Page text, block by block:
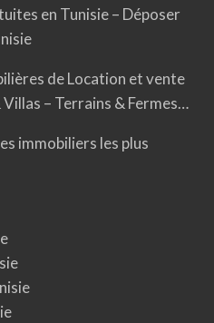
en Tunisie – Déposer
de Location et vente
– Terrains & Fermes…
immobiliers les plus